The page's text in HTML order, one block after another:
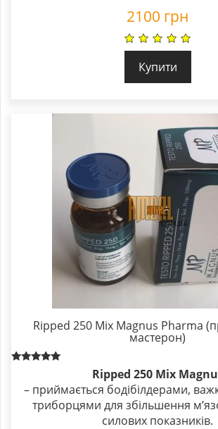
2100 грн
Купити
Ripped 250 Mix Magnus Pharma
мастерон)
out of 5
Ripped 250 Mix
– приймається бодібілдерами,
триборцями для збільшення
силових показників.